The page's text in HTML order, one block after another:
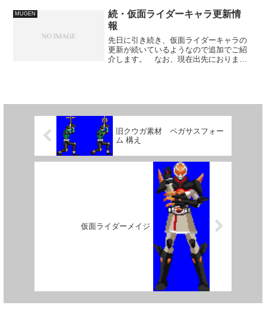
月も残す所はや1週間。 流石に現状の進
行状況で、週末公開は...
MUGEN
続・仮面ライダーキャラ更新情
報
先日に引き続き、仮面ライダーキャラの
更新が続いているようなので追加でご紹
介します。 なお、現在出先におります
旧クウガ素材 ペガサスフォー
ム 構え
仮面ライダーメイジ